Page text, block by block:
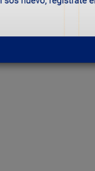
expuestos si no
este tema y darlo a
a docentes de nivel